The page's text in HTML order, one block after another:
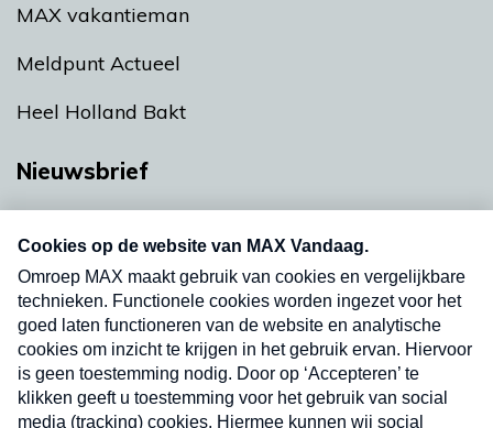
MAX vakantieman
Meldpunt Actueel
Heel Holland Bakt
Nieuwsbrief
nieuwsbrief. Elke vrijdag- en dinsdagochtend in
uw mailbox.
Verzend